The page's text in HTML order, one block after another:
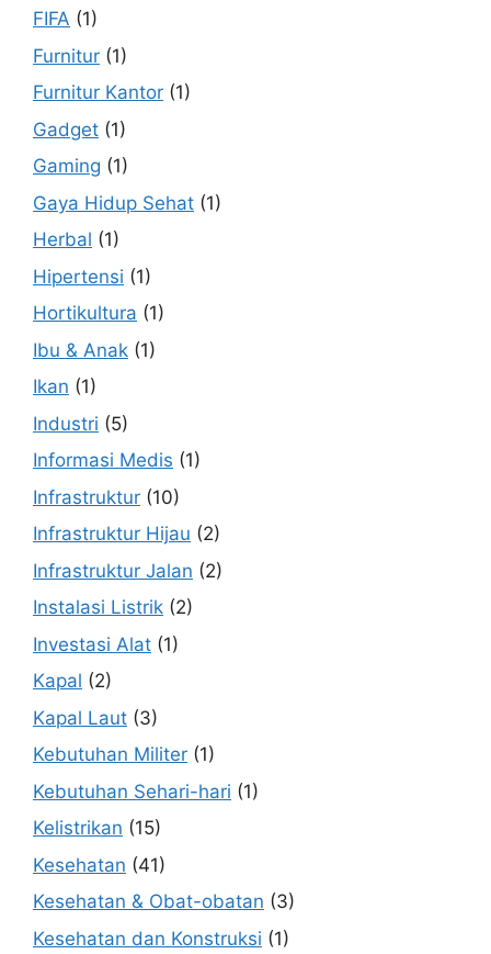
FIFA (1)
Furnitur (1)
Furnitur Kantor (1)
Gadget (1)
Gaming (1)
Gaya Hidup Sehat (1)
Herbal (1)
Hipertensi (1)
Hortikultura (1)
Ibu & Anak (1)
Ikan (1)
Industri (5)
Informasi Medis (1)
Infrastruktur (10)
Infrastruktur Hijau (2)
Infrastruktur Jalan (2)
Instalasi Listrik (2)
Investasi Alat (1)
Kapal (2)
Kapal Laut (3)
Kebutuhan Militer (1)
Kebutuhan Sehari-hari (1)
Kelistrikan (15)
Kesehatan (41)
Kesehatan & Obat-obatan (3)
Kesehatan dan Konstruksi (1)